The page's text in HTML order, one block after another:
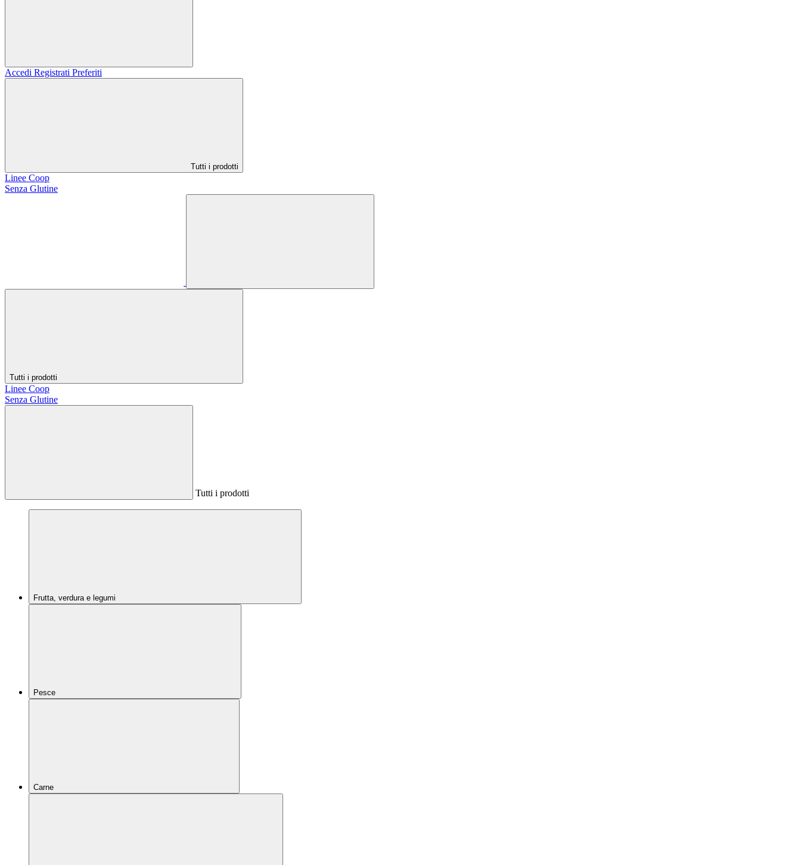
Accedi Registrati Preferiti
Tutti i prodotti
Linee Coop
Senza Glutine
Tutti i prodotti
Linee Coop
Senza Glutine
Tutti i prodotti
Frutta, verdura e legumi
Pesce
Carne